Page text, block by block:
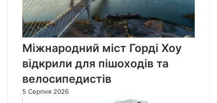
Міжнародний міст Горді Хоу
відкрили для пішоходів та
велосипедистів
5 Серпня 2026